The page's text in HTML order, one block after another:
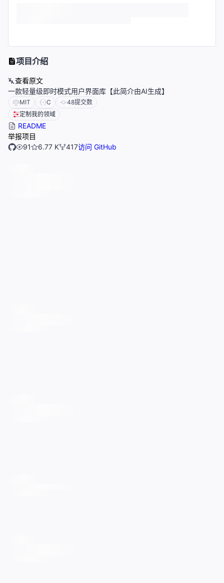
项目介绍
查看原文
一款轻量级即时模式用户界面库【此简介由AI生成】
MIT C 48提交数
定制我的领域
README
举报项目
91
6.77 K 417访问 GitHub